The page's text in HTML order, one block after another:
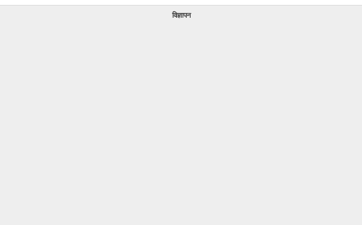
विज्ञापन